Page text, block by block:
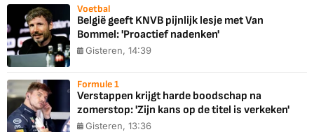
Voetbal
België geeft KNVB pijnlijk lesje met Van
Bommel: 'Proactief nadenken'
Gisteren, 14:39
Formule 1
Verstappen krijgt harde boodschap na
zomerstop: 'Zijn kans op de titel is verkeken'
Gisteren, 13:36